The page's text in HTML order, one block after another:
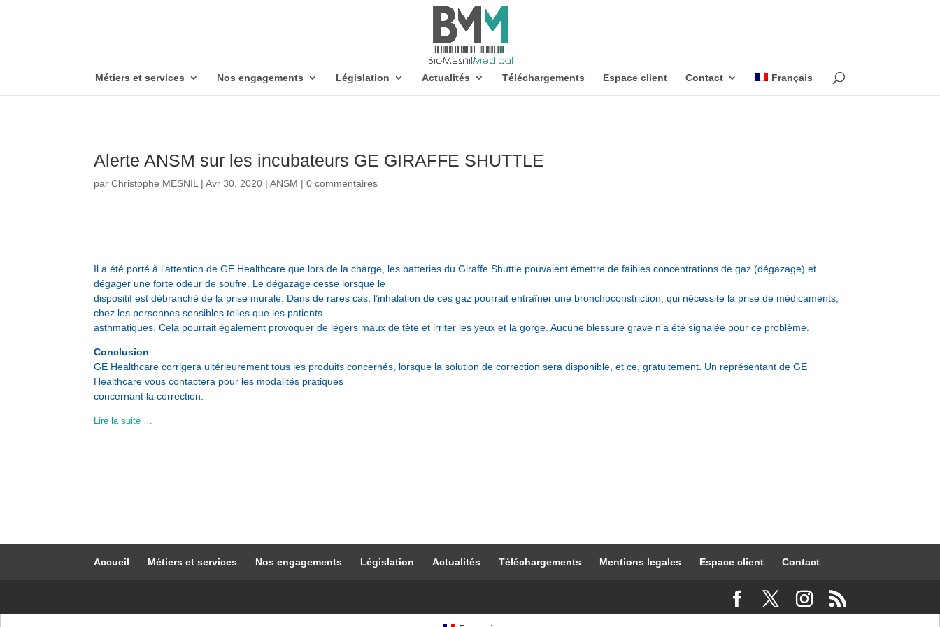
Métiers et services Nos engagements Législation Actualités Téléchargements Espace client Contact Français
Alerte ANSM sur les incubateurs GE GIRAFFE SHUTTLE
parChristophe MESNIL |Avr 30, 2020 |ANSM |0 commentaires
Il a été porté à l’attention de GE Healthcare que lors de la charge, les batteries du Giraffe Shuttle pouvaient émettre de faibles concentrations de gaz (dégazage) et
dégager une forte odeur de soufre. Le dégazage cesse lorsque le
dispositif est débranché de la prise murale. Dans de rares cas, l’inhalation de ces gaz pourrait entraîner une bronchoconstriction, qui nécessite la prise de médicaments,
chez les personnes sensibles telles que les patients
asthmatiques. Cela pourrait également provoquer de légers maux de tête et irriter les yeux et la gorge. Aucune blessure grave n’a été signalée pour ce problème.
Conclusion :
GE Healthcare corrigera ultérieurement tous les produits concernés, lorsque la solution de correction sera disponible, et ce, gratuitement. Un représentant de GE
Healthcare vous contactera pour les modalités pratiques
concernant la correction.
Lire la suite …
Accueil Métiers et services Nos engagements Législation Actualités Téléchargements Mentions legales Espace client Contact